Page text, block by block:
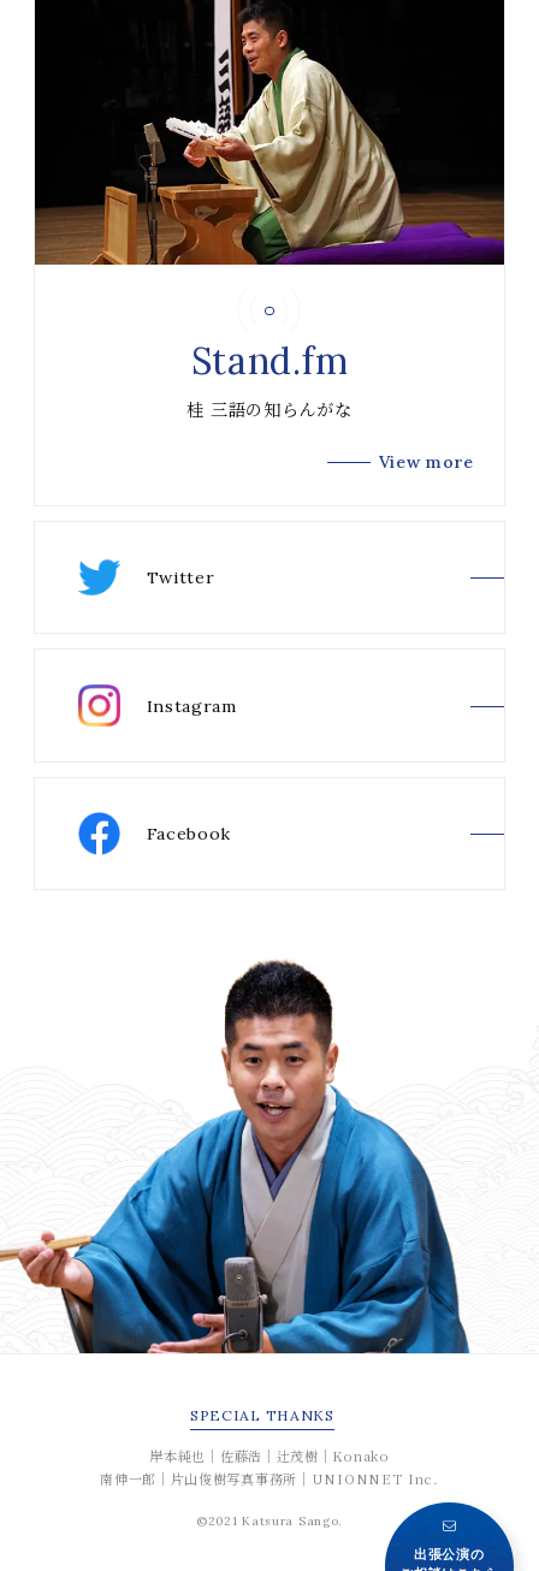
Stand.fm
桂 三語の知らんがな
View more
Twitter
Instagram
Facebook
SPECIAL THANKS
岸本純也｜佐藤浩｜辻茂樹｜Konako
南伸一郎｜片山俊樹写真事務所｜UNIONNET Inc.
©2021 Katsura Sango.
出張公演の